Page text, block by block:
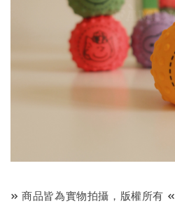
» 商品皆為實物拍攝，版權所有 «